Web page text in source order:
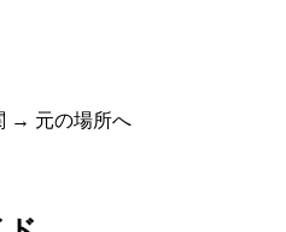
→ 元の場所へ